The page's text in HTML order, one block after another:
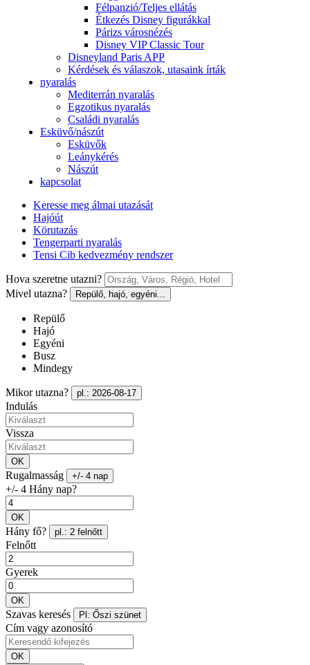
Félpanzió/Teljes ellátás
Étkezés Disney figurákkal
Párizs városnézés
Disney VIP Classic Tour
Disneyland Paris APP
Kérdések és válaszok, utasaink írták
nyaralás
Mediterrán nyaralás
Egzotikus nyaralás
Családi nyaralás
Esküvő/nászút
Esküvők
Leánykérés
Nászút
kapcsolat
Keresse meg álmai utazását
Hajóút
Körutazás
Tengerparti nyaralás
Tensi Cib kedvezmény rendszer
Hova szeretne utazni?
Mivel utazna?
Repülő, hajó, egyéni...
Repülő
Hajó
Egyéni
Busz
Mindegy
Mikor utazna? pl.: 2026-08-17
Indulás
Vissza
OK
Rugalmasság +/- 4 nap
+/- 4 Hány nap?
OK
Hány fő? pl.: 2 felnőtt
Felnőtt
Gyerek
OK
Szavas keresés Pl: Őszi szünet
Cím vagy azonosító
OK